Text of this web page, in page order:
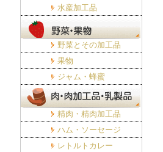
水産加工品
野菜とその加工品
果物
ジャム・蜂蜜
精肉・精肉加工品
ハム・ソーセージ
レトルトカレー